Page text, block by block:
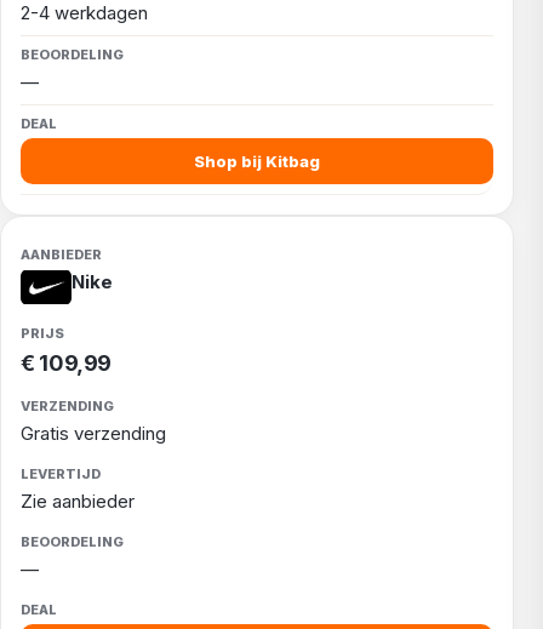
2-4 werkdagen
—
Shop bij Kitbag
Nike
€ 109,99
Gratis verzending
Zie aanbieder
—